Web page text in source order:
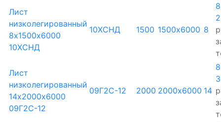
Лист
низколегированный
8х1500х6000
10ХСНД
10ХСНД 1500 1500х6000 8
Лист
низколегированный
14х2000х6000
09Г2С-12
09Г2С-12 2000 2000х6000 14